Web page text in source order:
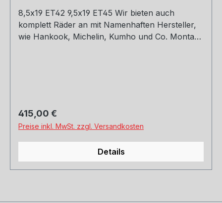
8,5x19 ET42 9,5x19 ET45 Wir bieten auch
komplett Räder an mit Namenhaften Hersteller,
wie Hankook, Michelin, Kumho und Co. Montage
Regulärer Preis:
415,00 €
Preise inkl. MwSt. zzgl. Versandkosten
Details